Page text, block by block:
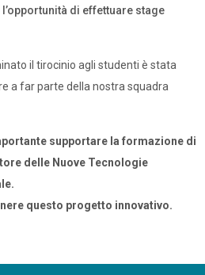
di effettuare stage
il tirocinio agli studenti è stata
a far parte della nostra squadra
supportare la formazione di
delle Nuove Tecnologie
questo progetto innovativo.